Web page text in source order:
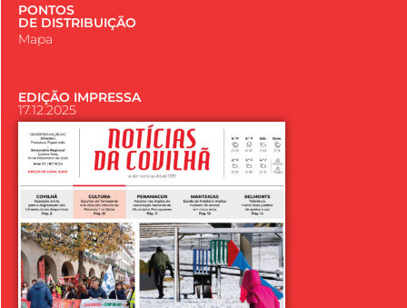
PONTOS
DE DISTRIBUIÇÃO
Mapa
EDIÇÃO IMPRESSA
17.12.2025